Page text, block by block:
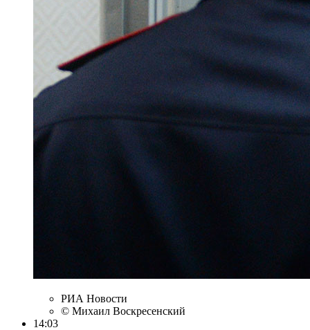
РИА Новости
© Михаил Воскресенский
14:03